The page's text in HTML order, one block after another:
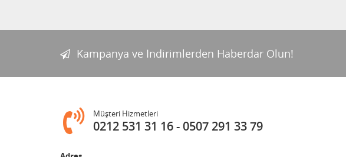
Kampanya ve İndirimlerden Haberdar Olun!
Müşteri Hizmetleri
0212 531 31 16 0507 291 33 79